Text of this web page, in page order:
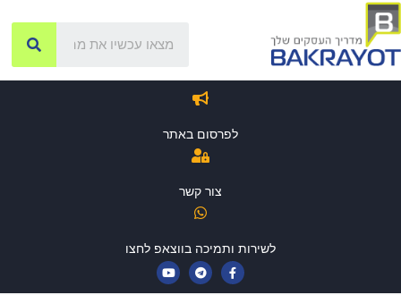
לפרסום באתר
צור קשר
לשירות ותמיכה בווצאפ לחצו